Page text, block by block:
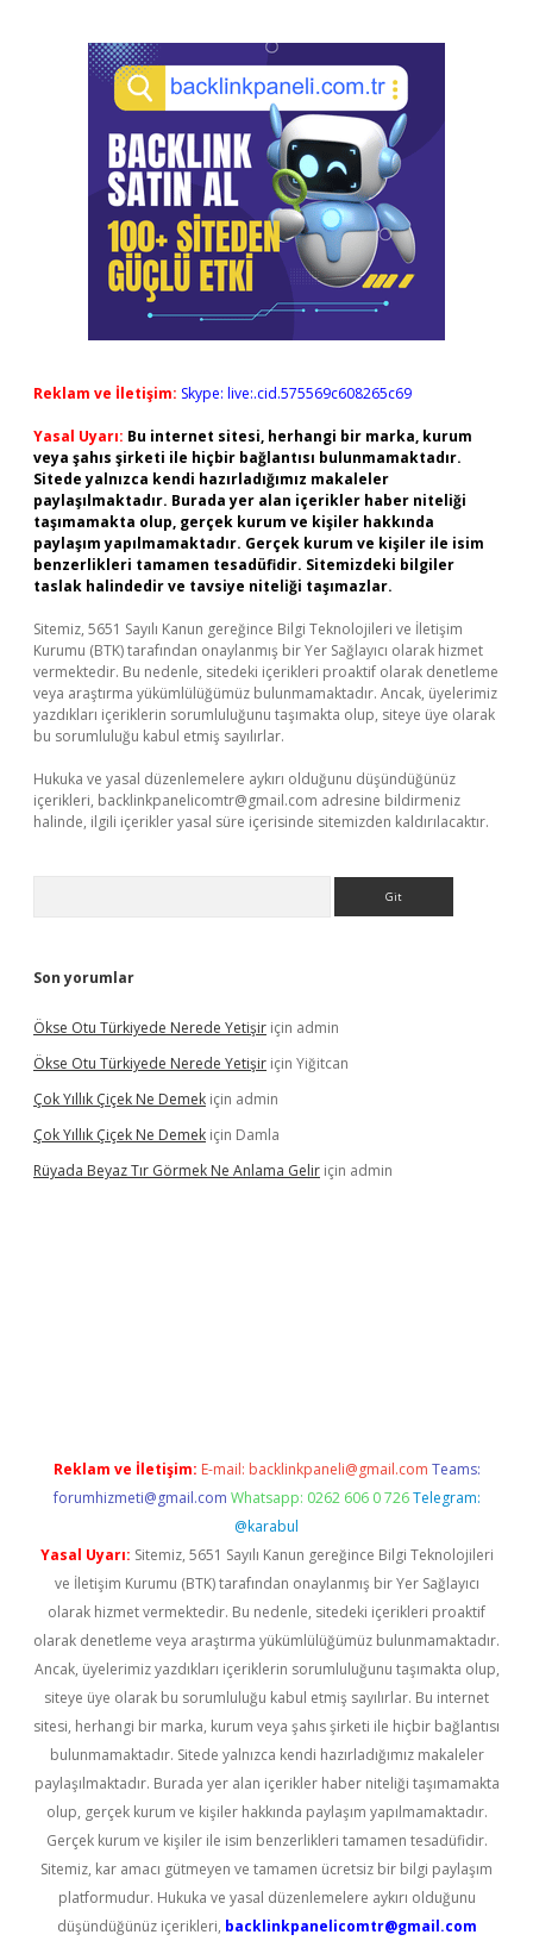
Reklam ve İletişim: Skype: live:.cid.575569c608265c69
Yasal Uyarı: Bu internet sitesi, herhangi bir marka, kurum
veya şahıs şirketi ile hiçbir bağlantısı bulunmamaktadır.
Sitede yalnızca kendi hazırladığımız makaleler
paylaşılmaktadır. Burada yer alan içerikler haber niteliği
taşımamakta olup, gerçek kurum ve kişiler hakkında
paylaşım yapılmamaktadır. Gerçek kurum ve kişiler ile isim
benzerlikleri tamamen tesadüfidir. Sitemizdeki bilgiler
taslak halindedir ve tavsiye niteliği taşımazlar.
Sitemiz, 5651 Sayılı Kanun gereğince Bilgi Teknolojileri ve İletişim
Kurumu (BTK) tarafından onaylanmış bir Yer Sağlayıcı olarak hizmet
vermektedir. Bu nedenle, sitedeki içerikleri proaktif olarak denetleme
veya araştırma yükümlülüğümüz bulunmamaktadır. Ancak, üyelerimiz
yazdıkları içeriklerin sorumluluğunu taşımakta olup, siteye üye olarak
bu sorumluluğu kabul etmiş sayılırlar.
Hukuka ve yasal düzenlemelere aykırı olduğunu düşündüğünüz
içerikleri, backlinkpanelicomtr@gmail.com adresine bildirmeniz
halinde, ilgili içerikler yasal süre içerisinde sitemizden kaldırılacaktır.
Son yorumlar
Ökse Otu Türkiyede Nerede Yetişir için admin
Ökse Otu Türkiyede Nerede Yetişir için Yiğitcan
Çok Yıllık Çiçek Ne Demek için admin
Çok Yıllık Çiçek Ne Demek için Damla
Rüyada Beyaz Tır Görmek Ne Anlama Gelir için admin
Reklam ve İletişim: E-mail: backlinkpaneli@gmail.com Teams:
forumhizmeti@gmail.com Whatsapp: 0262 606 0 726 Telegram:
@karabul
Yasal Uyarı: Sitemiz, 5651 Sayılı Kanun gereğince Bilgi Teknolojileri
ve İletişim Kurumu (BTK) tarafından onaylanmış bir Yer Sağlayıcı
olarak hizmet vermektedir. Bu nedenle, sitedeki içerikleri proaktif
olarak denetleme veya araştırma yükümlülüğümüz bulunmamaktadır.
Ancak, üyelerimiz yazdıkları içeriklerin sorumluluğunu taşımakta olup,
siteye üye olarak bu sorumluluğu kabul etmiş sayılırlar. Bu internet
sitesi, herhangi bir marka, kurum veya şahıs şirketi ile hiçbir bağlantısı
bulunmamaktadır. Sitede yalnızca kendi hazırladığımız makaleler
paylaşılmaktadır. Burada yer alan içerikler haber niteliği taşımamakta
olup, gerçek kurum ve kişiler hakkında paylaşım yapılmamaktadır.
Gerçek kurum ve kişiler ile isim benzerlikleri tamamen tesadüfidir.
Sitemiz, kar amacı gütmeyen ve tamamen ücretsiz bir bilgi paylaşım
platformudur. Hukuka ve yasal düzenlemelere aykırı olduğunu
düşündüğünüz içerikleri, backlinkpanelicomtr@gmail.com